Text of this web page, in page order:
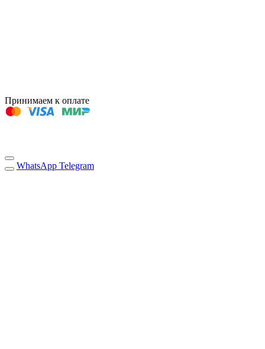
Принимаем к оплате
WhatsApp Telegram